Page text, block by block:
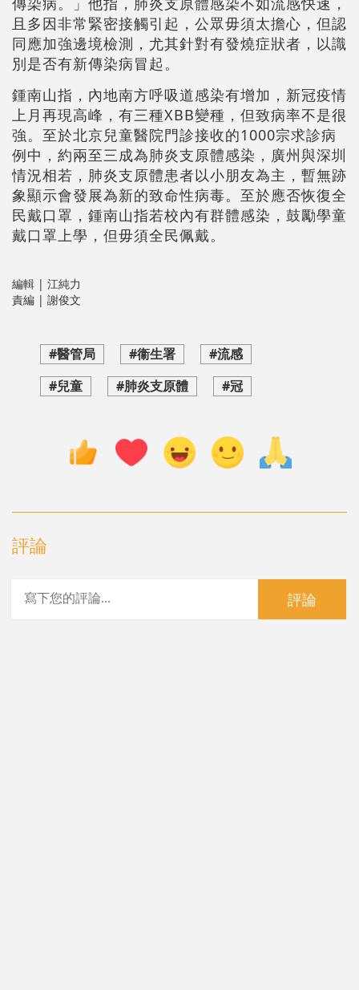
且多因非常緊密接觸引起，公眾毋須太擔心，但認
同應加強邊境檢測，尤其針對有發燒症狀者，以識
別是否有新傳染病冒起。
鍾南山指，內地南方呼吸道感染有增加，新冠疫情
上月再現高峰，有三種XBB變種，但致病率不是很
強。至於北京兒童醫院門診接收的1000宗求診病
例中，約兩至三成為肺炎支原體感染，廣州與深圳
情況相若，肺炎支原體患者以小朋友為主，暫無跡
象顯示會發展為新的致命性病毒。至於應否恢復全
民戴口罩，鍾南山指若校內有群體感染，鼓勵學童
戴口罩上學，但毋須全民佩戴。
編輯 | 江純力
責編 | 謝俊文
#醫管局 #衞生署
#流感
#兒童
#肺炎支原體 #冠
評論
評論